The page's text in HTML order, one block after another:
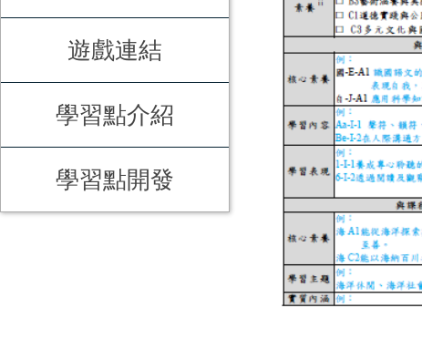
遊戲連結
學習點介紹
學習點開發